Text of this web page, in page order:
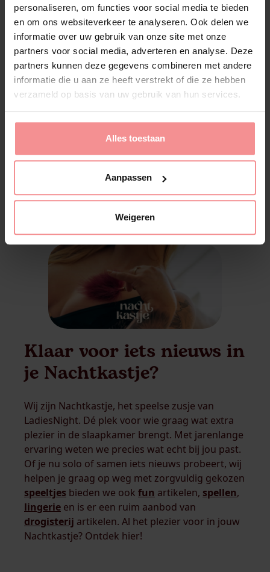
personaliseren, om functies voor social media te bieden
en om ons websiteverkeer te analyseren. Ook delen we
informatie over uw gebruik van onze site met onze
partners voor social media, adverteren en analyse. Deze
partners kunnen deze gegevens combineren met andere
informatie die u aan ze heeft verstrekt of die ze hebben
verzameld op basis van uw gebruik van hun services.
Alles toestaan
Aanpassen
Weigeren
Klaar voor iets nieuws in
je Nachtkastje?
Wij zijn Nachtkastje, het speelse zusje van
LadiesNight. Dé plek voor wie graag wat extra
plezier in de slaapkamer brengt. Met jarenlange
ervaring weten we precies wat echt bij jou past.
Of je nu solo of samen iets nieuws probeert, wij
helpen je graag op weg met zorgvuldig gekozen
speeltjes bieden we ook fun artikelen, spellen,
lingerie en is er een ruim aanbod van
drogisterij artikelen. Al het plezier voor in jouw
Nachtkastje? Ontdek hier!